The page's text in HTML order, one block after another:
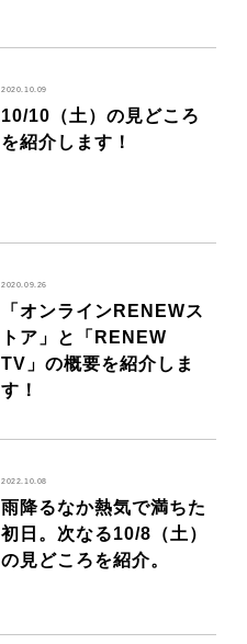
2020.10.09
10/10（土）の見どころ
を紹介します！
2020.09.26
「オンラインRENEWス
トア」と「RENEW
TV」の概要を紹介しま
す！
2022.10.08
雨降るなか熱気で満ちた
初日。次なる10/8（土）
の見どころを紹介。